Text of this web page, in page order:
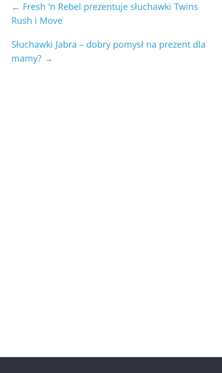
← Fresh 'n Rebel prezentuje słuchawki Twins
Rush i Move
Słuchawki Jabra – dobry pomysł na prezent dla
mamy? →